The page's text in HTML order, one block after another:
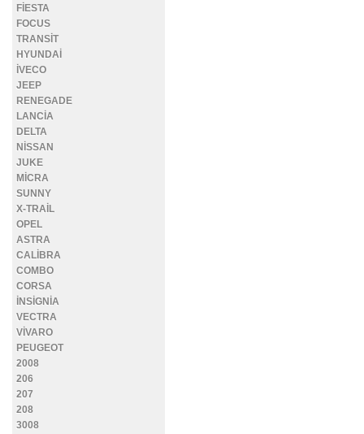
FİESTA
FOCUS
TRANSİT
HYUNDAİ
İVECO
JEEP
RENEGADE
LANCİA
DELTA
NİSSAN
JUKE
MİCRA
SUNNY
X-TRAİL
OPEL
ASTRA
CALİBRA
COMBO
CORSA
İNSİGNİA
VECTRA
VİVARO
PEUGEOT
2008
206
207
208
3008